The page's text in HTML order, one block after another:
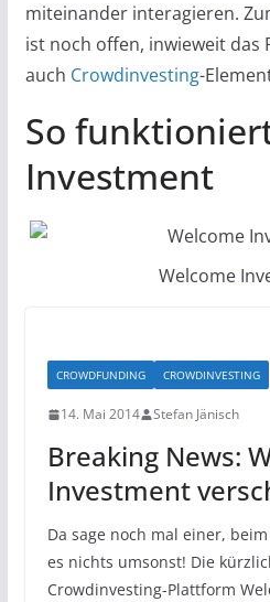
miteinander interagieren.
ist noch offen, inwieweit das
auch Crowdinvesting-
So
Investment
Welcome
CROWDFUNDING CROWDINVESTING
14. Mai 2014 Stefan Jänisch
Breaking News:
Investment
Da sage noch mal einer,
es nichts umsonst! Die
Crowdinvesting-Plattform